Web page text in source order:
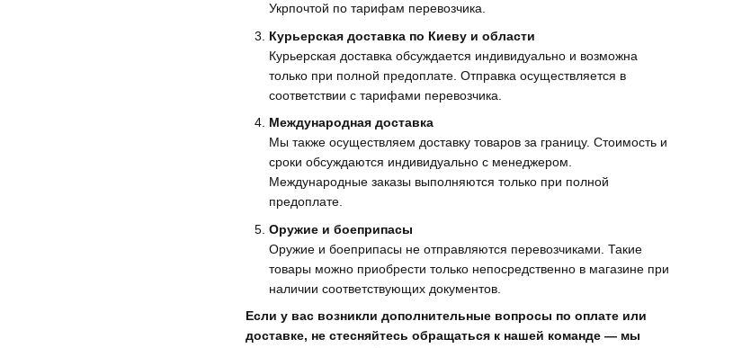
Укрпочтой по тарифам перевозчика.
Курьерская доставка по Киеву и области
Курьерская доставка обсуждается индивидуально и возможна
только при полной предоплате. Отправка осуществляется в
соответствии с тарифами перевозчика.
Международная доставка
Мы также осуществляем доставку товаров за границу. Стоимость и
сроки обсуждаются индивидуально с менеджером.
Международные заказы выполняются только при полной
предоплате.
Оружие и боеприпасы
Оружие и боеприпасы не отправляются перевозчиками. Такие
товары можно приобрести только непосредственно в магазине при
наличии соответствующих документов.
Если у вас возникли дополнительные вопросы по оплате или
доставке, не стесняйтесь обращаться к нашей команде — мы